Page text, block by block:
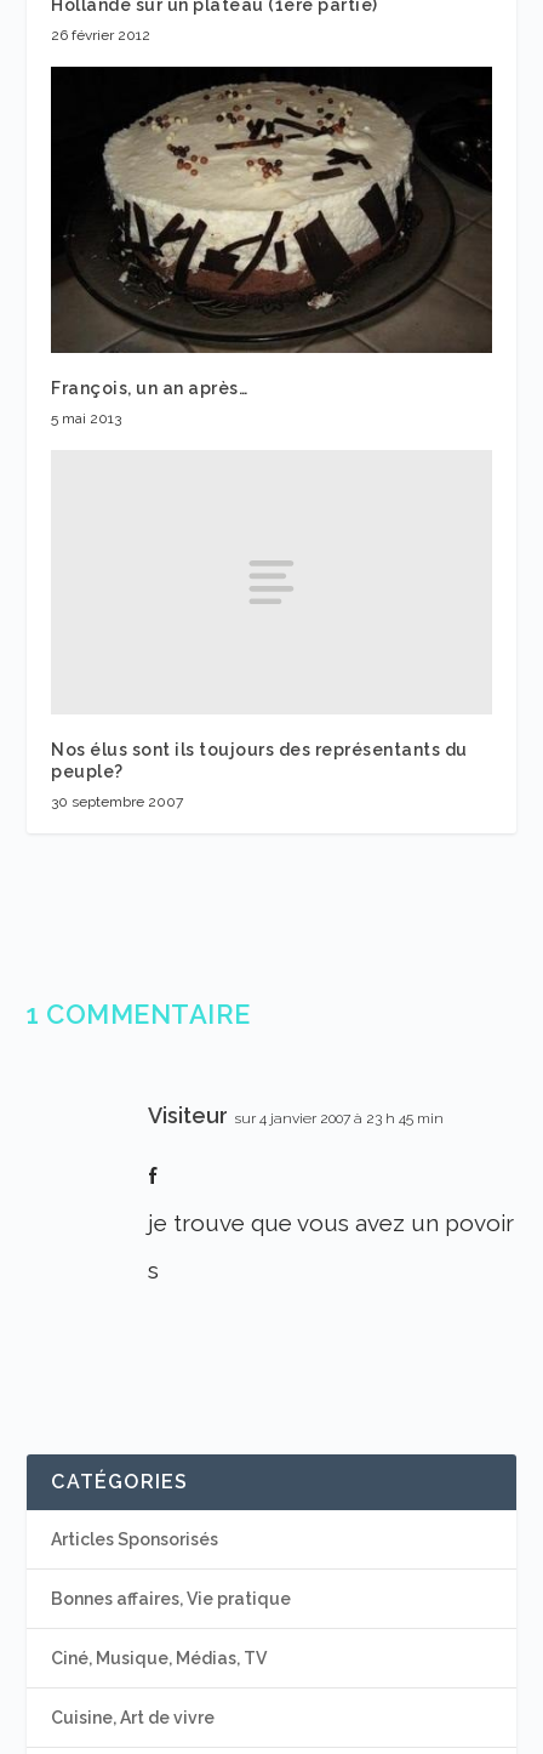
Hollande sur un plateau (1ère partie)
26 février 2012
François, un an après…
5 mai 2013
Nos élus sont ils toujours des représentants du
peuple?
30 septembre 2007
1 COMMENTAIRE
Visiteur sur 4 janvier 2007 à 23 h 45 min
f
je trouve que vous avez un povoir
s
CATÉGORIES
Articles Sponsorisés
Bonnes affaires, Vie pratique
Ciné, Musique, Médias, TV
Cuisine, Art de vivre